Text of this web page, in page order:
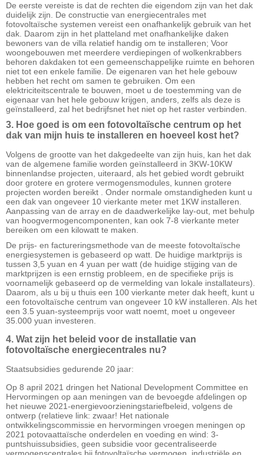
De eerste vereiste is dat de rechten die eigendom zijn van het dak
duidelijk zijn. De constructie van energiecentrales met
fotovoltaïsche systemen vereist een onafhankelijk gebruik van het
dak. Daarom zijn in het platteland met onafhankelijke daken
bewoners van de villa relatief handig om te installeren; Voor
woongebouwen met meerdere verdiepingen of wolkenkrabbers
behoren dakdaken tot een gemeenschappelijke ruimte en behoren
niet tot een enkele familie. De eigenaren van het hele gebouw
hebben het recht om samen te gebruiken. Om een ​​
elektriciteitscentrale te bouwen, moet u de toestemming van de
eigenaar van het hele gebouw krijgen, anders, zelfs als deze is
geïnstalleerd, zal het bedrijfsnet het niet op het raster verbinden.
3. Hoe goed is om een ​​fotovoltaïsche centrum op het
dak van mijn huis te installeren en hoeveel kost het?
Volgens de grootte van het dakgedeelte van zijn huis, kan het dak
van de algemene familie worden geïnstalleerd in 3KW-10KW
binnenlandse projecten, uiteraard, als het gebied wordt gebruikt
door grotere en grotere vermogensmodules, kunnen grotere
projecten worden bereikt . Onder normale omstandigheden kunt u
een dak van ongeveer 10 vierkante meter met 1KW installeren.
Aanpassing van de array en de daadwerkelijke lay-out, met behulp
van hoogvermogencomponenten, kan ook 7-8 vierkante meter
bereiken om een ​​kilowatt te maken.
De prijs- en factureringsmethode van de meeste fotovoltaïsche
energiesystemen is gebaseerd op watt. De huidige marktprijs is
tussen 3,5 yuan en 4 yuan per watt (de huidige stijging van de
marktprijzen is een ernstig probleem, en de specifieke prijs is
voornamelijk gebaseerd op de vermelding van lokale installateurs).
Daarom, als u bij u thuis een 100 vierkante meter dak heeft, kunt u
een fotovoltaïsche centrum van ongeveer 10 kW installeren. Als het
een 3.5 yuan-systeemprijs voor watt noemt, moet u ongeveer
35.000 yuan investeren.
4. Wat zijn het beleid voor de installatie van
fotovoltaïsche energiecentrales nu?
Staatsubsidies gedurende 20 jaar:
Op 8 april 2021 dringen het National Development Committee en
Hervormingen op aan meningen van de bevoegde afdelingen op
het nieuwe 2021-energievoorzieningstariefbeleid, volgens de
ontwerp (relatieve link: zwaar! Het nationale
ontwikkelingscommissie en hervormingen vroegen meningen op
2021 potovaattaïsche onderdelen en voeding en wind: 3-
puntshuissubsidies, geen subsidie ​​voor gecentraliseerde